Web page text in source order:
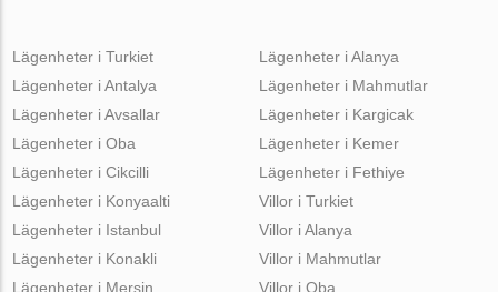
Lägenheter i Turkiet
Lägenheter i Antalya
Lägenheter i Avsallar
Lägenheter i Oba
Lägenheter i Cikcilli
Lägenheter i Alanya
Lägenheter i Mahmutlar
Lägenheter i Kargicak
Lägenheter i Kemer
Lägenheter i Fethiye
Lägenheter i Konyaalti
Lägenheter i Istanbul
Lägenheter i Konakli
Lägenheter i Mersin
Villor i Turkiet
Villor i Alanya
Villor i Mahmutlar
Villor i Oba